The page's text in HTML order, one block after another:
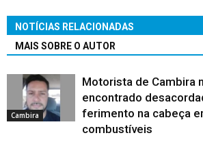
NOTÍCIAS RELACIONADAS
MAIS SOBRE O AUTOR
Cambira
Motorista de Cambira
encontrado
ferimento na cabeça
combustíveis